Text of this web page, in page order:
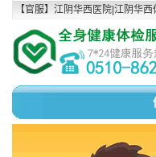
【官服】江阴华西医院|江阴华